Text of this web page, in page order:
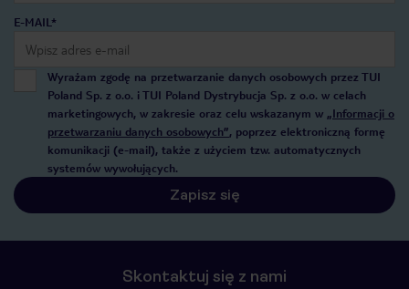
E-MAIL*
Wyrażam zgodę na przetwarzanie danych osobowych przez TUI
Poland Sp. z o.o. i TUI Poland Dystrybucja Sp. z o.o. w celach
marketingowych, w zakresie oraz celu wskazanym w „Informacji o
przetwarzaniu danych osobowych”, poprzez elektroniczną formę
komunikacji (e-mail), także z użyciem tzw. automatycznych
systemów wywołujących.
Zapisz się
Skontaktuj się z nami